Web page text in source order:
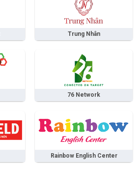
Trung Nhân
76 Network
Rainbow English Center